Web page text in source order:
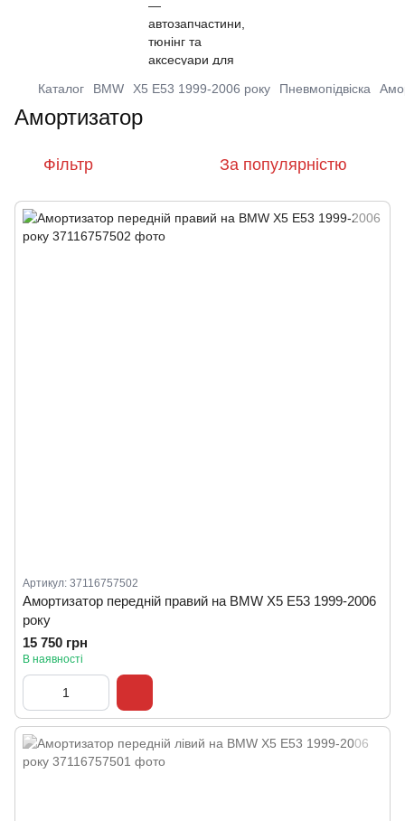
Каталог BMW X5 E53 1999-2006 року Пневмопідвіска
Амортизатор
Фільтр За популярністю
Артикул: 37116757502
Амортизатор передній правий на BMW X5 E53 1999-2006
року
15 750 грн
В наявності